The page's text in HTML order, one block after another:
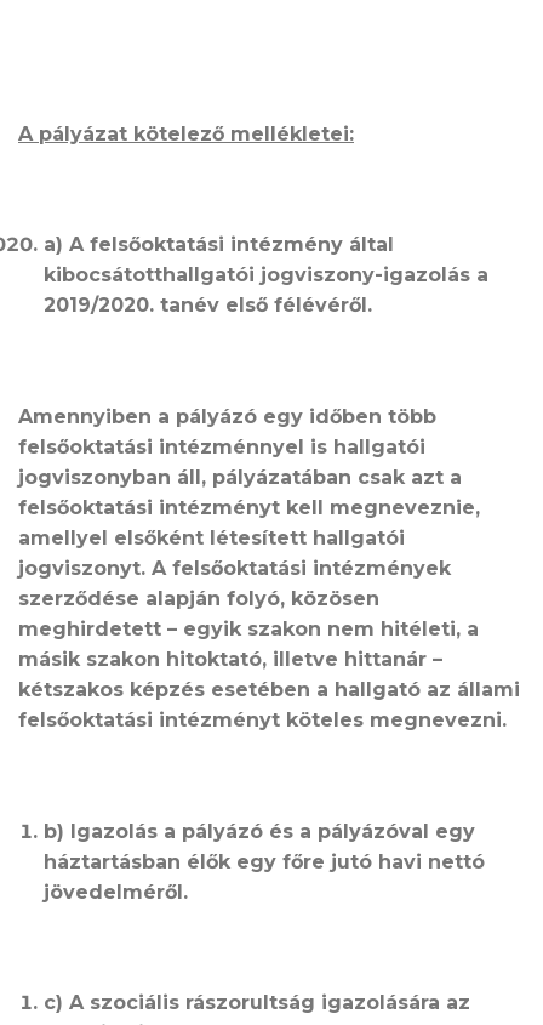
A pályázat kötelező mellékletei:
a) A felsőoktatási intézmény által
kibocsátotthallgatói jogviszony-igazolás a
2019/2020. tanév első félévéről.
Amennyiben a pályázó egy időben több
felsőoktatási intézménnyel is hallgatói
jogviszonyban áll, pályázatában csak azt a
felsőoktatási intézményt kell megneveznie,
amellyel elsőként létesített hallgatói
jogviszonyt. A felsőoktatási intézmények
szerződése alapján folyó, közösen
meghirdetett – egyik szakon nem hitéleti, a
másik szakon hitoktató, illetve hittanár –
kétszakos képzés esetében a hallgató az állami
felsőoktatási intézményt köteles megnevezni.
b) Igazolás a pályázó és a pályázóval egy
háztartásban élők egy főre jutó havi nettó
jövedelméről.
c) A szociális rászorultság igazolására az